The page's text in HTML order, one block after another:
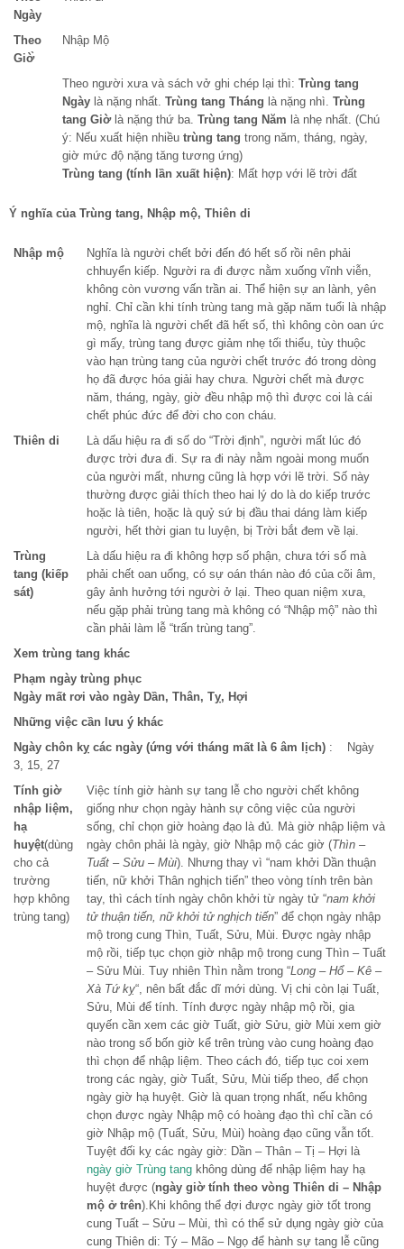
Ngày
Theo
Giờ̀
Nhập Mộ
Theo người xưa và sách vở ghi chép lại thì: Trùng tang
Ngày là nặng nhất. Trùng tang Tháng là nặng nhì. Trùng
tang Giờlà nặng thứ ba. Trùng tang Năm là nhẹ nhất. (Chú
ý: Nếu xuất hiện nhiều trùng tang trong năm, tháng, ngày,
giờ mức độ nặng tăng tương ứng)
Trùng tang (tính lần xuất hiện): Mất hợp với lẽ trời đất
Ý nghĩa của Trùng tang, Nhập mộ, Thiên di
Nhập mộ
Nghĩa là người chết bởi đến đó hết số rồi nên phải
chhuyển kiếp. Người ra đi được nằm xuống vĩnh viễn,
không còn vương vấn trần ai. Thể hiện sự an lành, yên
nghỉ. Chỉ cần khi tính trùng tang mà gặp năm tuổi là nhập
mộ, nghĩa là người chết đã hết số, thì không còn oan ức
gì mấy, trùng tang được giảm nhẹ tối thiểu, tùy thuộc
vào hạn trùng tang của người chết trước đó trong dòng
họ đã được hóa giải hay chưa. Người chết mà được
năm, tháng, ngày, giờ đều nhập mộ thì được coi là cái
chết phúc đức để đời cho con cháu.
Thiên di
Là dấu hiệu ra đi số do “Trời định”, người mất lúc đó
được trời đưa đi. Sự ra đi này nằm ngoài mong muốn
của người mất, nhưng cũng là hợp với lẽ trời. Số này
thường được giải thích theo hai lý do là do kiếp trước
hoặc là tiên, hoặc là quỷ sứ bị đầu thai dáng làm kiếp
người, hết thời gian tu luyện, bị Trời bắt đem về lại.
Trùng
tang (kiếp
sát)
Là dấu hiệu ra đi không hợp số phận, chưa tới số mà
phải chết oan uổng, có sự oán thán nào đó của cõi âm,
gây ảnh hưởng tới người ở lại. Theo quan niệm xưa,
nếu gặp phải trùng tang mà không có “Nhập mộ” nào thì
cần phải làm lễ “trấn trùng tang”.
Xem trùng tang khác
Phạm ngày trùng phục
Ngày mất rơi vào ngày Dần, Thân, Tỵ, Hợi
Những việc cần lưu ý khác
Ngày chôn kỵ các ngày (ứng với tháng mất là 6 âm lịch) : Ngày
3, 15, 27
Tính giờ
nhập liệm,
hạ
huyệt(dùng
cho cả
trường
hợp không
trùng tang)
Việc tính giờ hành sự tang lễ cho người chết không
giống như chọn ngày hành sự công việc của người
sống, chỉ chọn giờ hoàng đạo là đủ. Mà giờ nhập liệm và
ngày chôn phải là ngày, giờ Nhập mộ các giờ (Thìn –
Tuất – Sửu – Mùi). Nhưng thay vì “nam khởi Dần thuận
tiến, nữ khởi Thân nghịch tiến” theo vòng tính trên bàn
tay, thì cách tính ngày chôn khởi từ ngày tử “nam khởi
tử thuận tiến, nữ khởi tử nghịch tiến” để chọn ngày nhập
mộ trong cung Thìn, Tuất, Sửu, Mùi. Được ngày nhập
mộ rồi, tiếp tục chọn giờ nhập mộ trong cung Thìn – Tuất
– Sửu Mùi. Tuy nhiên Thìn nằm trong “Long – Hổ – Kê –
Xà Tứ kỵ“, nên bất đắc dĩ mới dùng. Vị chi còn lại Tuất,
Sửu, Mùi để tính. Tính được ngày nhập mộ rồi, gia
quyến cần xem các giờ Tuất, giờ Sửu, giờ Mùi xem giờ
nào trong số bốn giờ kể trên trùng vào cung hoàng đạo
thì chọn để nhập liệm. Theo cách đó, tiếp tục coi xem
trong các ngày, giờ Tuất, Sửu, Mùi tiếp theo, để chọn
ngày giờ hạ huyệt. Giờ là quan trọng nhất, nếu không
chọn được ngày Nhập mộ có hoàng đạo thì chỉ cần có
giờ Nhập mộ (Tuất, Sửu, Mùi) hoàng đạo cũng vẫn tốt.
Tuyệt đối kỵ các ngày giờ: Dần – Thân – Tị – Hợi là
ngày giờ Trùng tang không dùng để nhập liệm hay hạ
huyệt được (ngày giờ tính theo vòng Thiên di – Nhập
mộ ở trên).Khi không thể đợi được ngày giờ tốt trong
cung Tuất – Sửu – Mùi, thì có thể sử dụng ngày giờ của
cung Thiên di: Tý – Mão – Ngọ để hành sự tang lễ cũng